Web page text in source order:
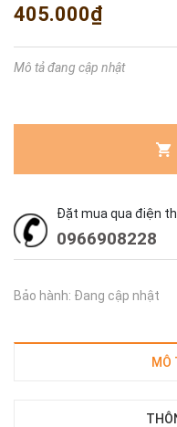
405.000₫
Mô tả đang cập nhật
Đặt mua qua điện
0966908228
Bảo hành: Đang cập nhật
MÔ